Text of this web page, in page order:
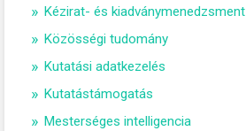
Kézirat- és kiadványmenedzsment
Közösségi tudomány
Kutatási adatkezelés
Kutatástámogatás
Mesterséges intelligencia